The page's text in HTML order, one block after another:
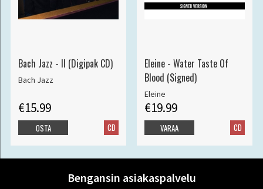
Bach Jazz - II (Digipak CD)
Bach Jazz
€15.99
CD
OSTA
Eleine - Water Taste Of
Blood (Signed)
Eleine
€19.99
CD
VARAA
Bengansin asiakaspalvelu